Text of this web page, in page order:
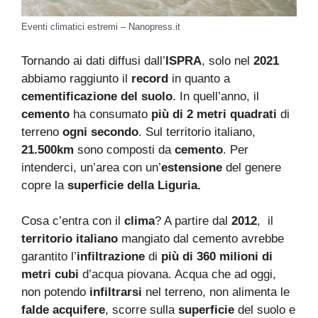
Eventi climatici estremi – Nanopress.it
Tornando ai dati diffusi dall’ISPRA, solo nel 2021
abbiamo raggiunto il record in quanto a
cementificazione del suolo. In quell’anno, il
cemento ha consumato più di 2 metri quadrati di
terreno ogni secondo. Sul territorio italiano,
21.500km sono composti da cemento. Per
intenderci, un’area con un’estensione del genere
copre la superficie della Liguria.
Cosa c’entra con il clima? A partire dal 2012, il
territorio italiano mangiato dal cemento avrebbe
garantito l’infiltrazione di più di 360 milioni di
metri cubi d’acqua piovana. Acqua che ad oggi,
non potendo infiltrarsi nel terreno, non alimenta le
falde acquifere, scorre sulla superficie del suolo e